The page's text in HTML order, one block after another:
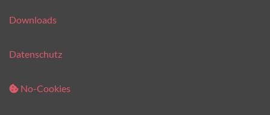
Downloads
Datenschutz
No-Cookies